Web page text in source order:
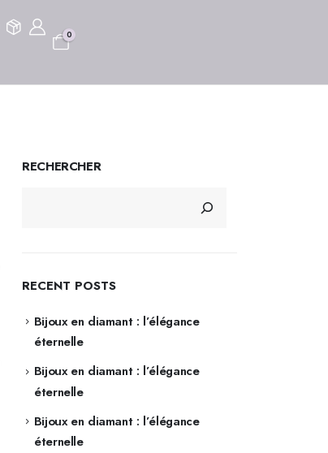
0
RECHERCHER
RECENT POSTS
Bijoux en diamant : l’élégance
éternelle
Bijoux en diamant : l’élégance
éternelle
Bijoux en diamant : l’élégance
éternelle